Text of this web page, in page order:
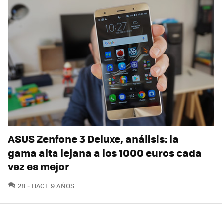
ASUS Zenfone 3 Deluxe, análisis: la
gama alta lejana a los 1000 euros cada
vez es mejor
28 COMENTARIOS
HACE 9 AÑOS